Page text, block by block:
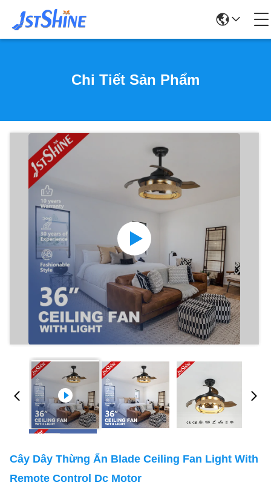
Chi Tiết Sản Phẩm
Cây Dây Thừng Ẩn Blade Ceiling Fan Light With
Remote Control Dc Motor